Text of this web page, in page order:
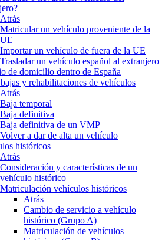
Atrás
Matricular un vehículo proveniente de la
UE
Importar un vehículo de fuera de la UE
Trasladar un vehículo español al extranjero
de domicilio dentro de España
y rehabilitaciones de vehículos
Atrás
Baja temporal
Baja definitiva
Baja definitiva de un VMP
Volver a dar de alta un vehículo
históricos
Atrás
Consideración y características de un
vehículo histórico
Matriculación vehículos históricos
Atrás
Cambio de servicio a vehículo
histórico (Grupo A)
Matriculación de vehículos